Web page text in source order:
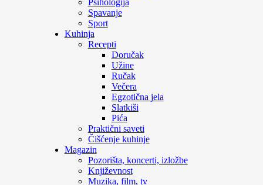
Psihologija
Spavanje
Sport
Kuhinja
Recepti
Doručak
Užine
Ručak
Večera
Egzotična jela
Slatkiši
Pića
Praktični saveti
Čišćenje kuhinje
Magazin
Pozorišta, koncerti, izložbe
Književnost
Muzika, film, tv